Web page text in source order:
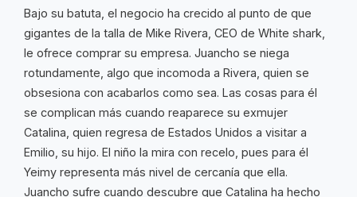
Bajo su batuta, el negocio ha crecido al punto de que
gigantes de la talla de Mike Rivera, CEO de White shark,
le ofrece comprar su empresa. Juancho se niega
rotundamente, algo que incomoda a Rivera, quien se
obsesiona con acabarlos como sea. Las cosas para él
se complican más cuando reaparece su exmujer
Catalina, quien regresa de Estados Unidos a visitar a
Emilio, su hijo. El niño la mira con recelo, pues para él
Yeimy representa más nivel de cercanía que ella.
Juancho sufre cuando descubre que Catalina ha hecho